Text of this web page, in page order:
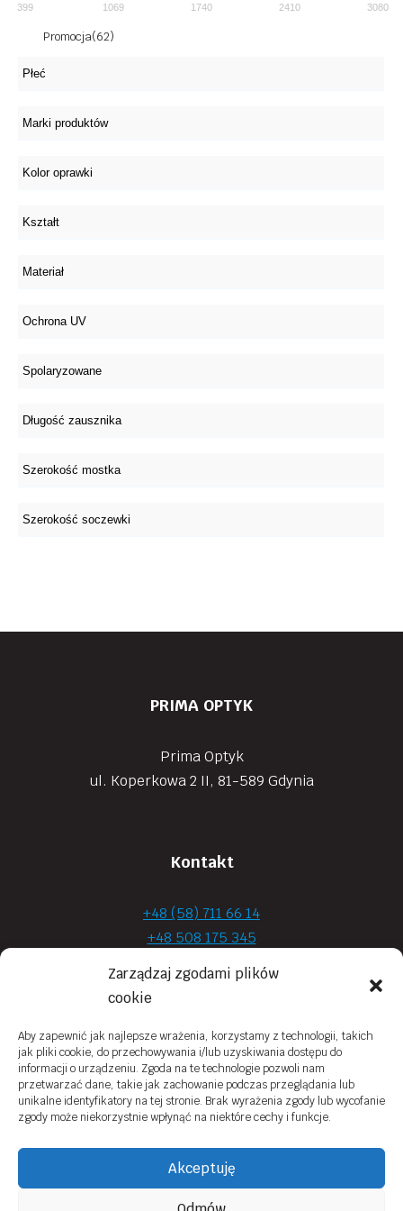
Zarządzaj zgodami plików
cookie
Aby zapewnić jak najlepsze wrażenia, korzystamy z technologii, takich
jak pliki cookie, do przechowywania i/lub uzyskiwania dostępu do
informacji o urządzeniu. Zgoda na te technologie pozwoli nam
przetwarzać dane, takie jak zachowanie podczas przeglądania lub
unikalne identyfikatory na tej stronie. Brak wyrażenia zgody lub wycofanie
zgody może niekorzystnie wpłynąć na niektóre cechy i funkcje.
Akceptuję
399 1069 1740 2410 3080
Promocja(62)
PRIMA OPTYK
Prima Optyk
ul. Koperkowa 2 II, 81-589 Gdynia
Kontakt
+48 (58) 711 66 14
+48 508 175 345
+48 720 870 590
prima.optyk@gmail.com
Moje konto
Obowiązek Informacyjny
Polityka prywatności
Regulamin sklepu online